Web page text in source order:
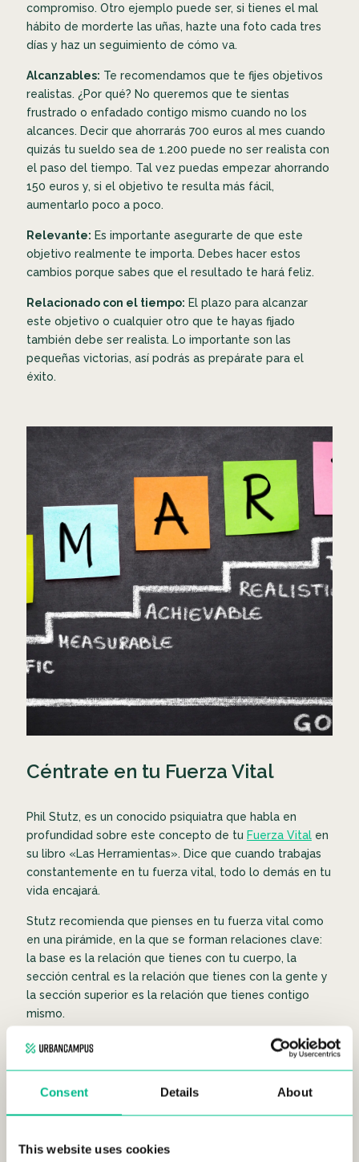
Consent Details About
This website uses cookies
compromiso. Otro ejemplo puede ser, si tienes el mal
hábito de morderte las uñas, hazte una foto cada tres
días y haz un seguimiento de cómo va.
Alcanzables: Te recomendamos que te fijes objetivos
realistas. ¿Por qué? No queremos que te sientas
frustrado o enfadado contigo mismo cuando no los
alcances. Decir que ahorrarás 700 euros al mes cuando
quizás tu sueldo sea de 1.200 puede no ser realista con
el paso del tiempo. Tal vez puedas empezar ahorrando
150 euros y, si el objetivo te resulta más fácil,
aumentarlo poco a poco.
Relevante: Es importante asegurarte de que este
objetivo realmente te importa. Debes hacer estos
cambios porque sabes que el resultado te hará feliz.
Relacionado con el tiempo: El plazo para alcanzar
este objetivo o cualquier otro que te hayas fijado
también debe ser realista. Lo importante son las
pequeñas victorias, así podrás as prepárate para el
éxito.
Céntrate en tu Fuerza Vital
Phil Stutz, es un conocido psiquiatra que habla en
profundidad sobre este concepto de tu Fuerza Vitalen
su libro «Las Herramientas». Dice que cuando trabajas
constantemente en tu fuerza vital, todo lo demás en tu
vida encajará.
Stutz recomienda que pienses en tu fuerza vital como
en una pirámide, en la que se forman relaciones clave:
la base es la relación que tienes con tu cuerpo, la
sección central es la relación que tienes con la gente y
la sección superior es la relación que tienes contigo
mismo.
La relación con tu cuerpo
Dormir, hacer ejercicio y seguir una dieta, ya lo hemos
bienestar diario es impresionante. En cuanto empieces
a tener una relación positiva con tu cuerpo y a cuidarlo
inmediato. Esta porción de tu fuerza vital tiene el 85%